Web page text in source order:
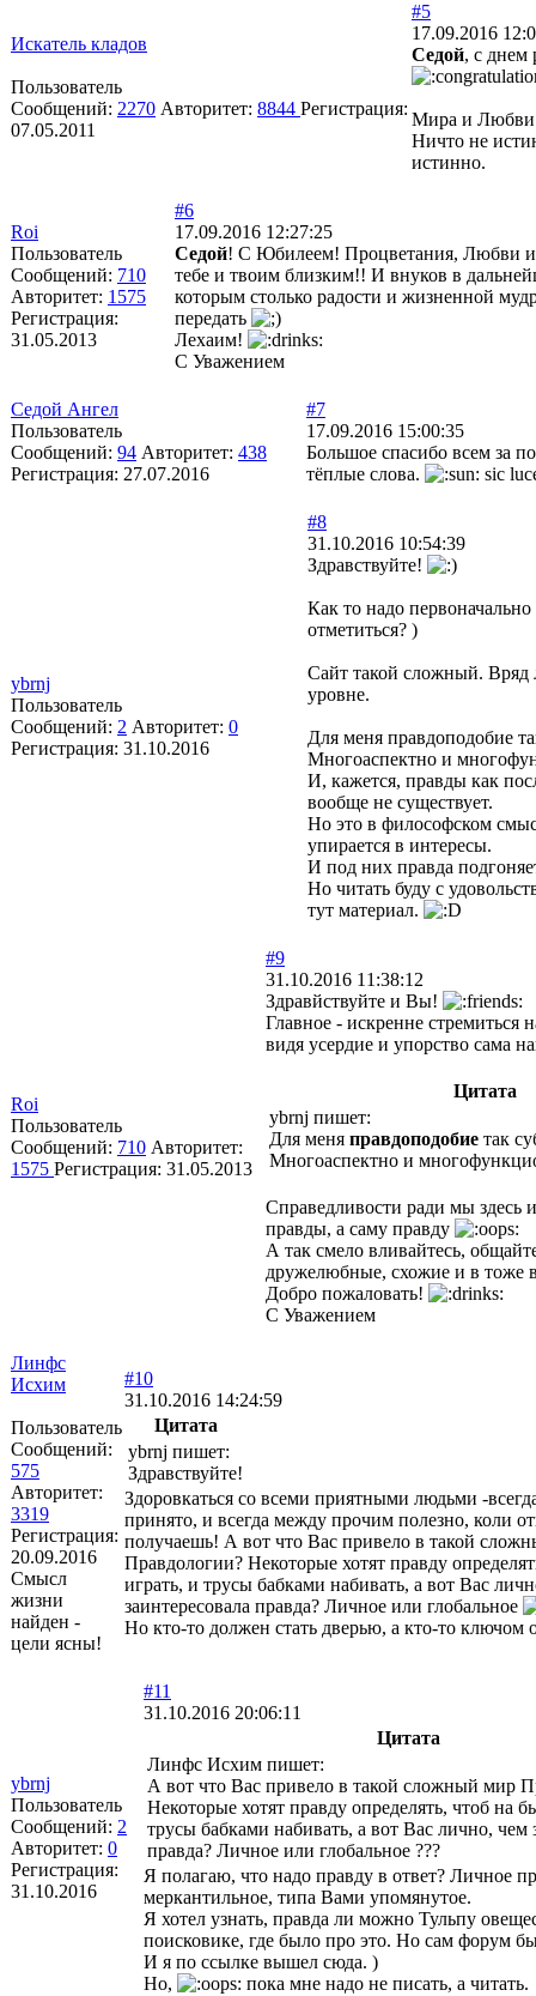
Искатель кладов
Пользователь
Сообщений: 2270 Авторитет: 8844 Регистрация:
07.05.2011
#5
17.09.2016
Седой, с днем
Мира и
Ничто не
истинно.
Roi
Пользователь
Сообщений: 710
Авторитет: 1575
Регистрация:
31.05.2013
#6
17.09.2016 12:27:25
Седой! С Юбилеем! Процветания, Любви и
тебе и твоим близким!! И внуков в
которым столько радости и жизненной
передать
Лехаим!
С Уважением
Седой Ангел
Пользователь
Сообщений: 94 Авторитет: 438
Регистрация: 27.07.2016
#7
17.09.2016 15:00:35
Большое спасибо всем за
тёплые слова.
sic
ybrnj
Пользователь
Сообщений: 2 Авторитет: 0
Регистрация: 31.10.2016
#8
31.10.2016 10:54:39
Здравствуйте!
Как то надо первоначально
отметиться? )
Сайт такой сложный. Вряд
уровне.
Для меня правдоподобие
Многоаспектно и
И, кажется, правды как
вообще не существует.
Но это в философском
упирается в интересы.
И под них правда
Но читать буду с
тут материал.
Roi
Пользователь
Сообщений: 710 Авторитет:
1575 Регистрация: 31.05.2013
#9
31.10.2016 11:38:12
Здравйствуйте и Вы!
Главное - искренне стремиться
видя усердие и упорство сама
Цитата
ybrnj пишет:
Для меня правдоподобие так
Многоаспектно и
Справедливости ради мы здесь
правды, а саму правду
А так смело вливайтесь,
дружелюбные, схожие и в тоже
Добро пожаловать!
С Уважением
Линфс
Исхим
Пользователь
Сообщений:
575
Авторитет:
3319
Регистрация:
20.09.2016
Смысл
жизни
найден -
цели ясны!
#10
31.10.2016 14:24:59
Цитата
ybrnj пишет:
Здравствуйте!
Здоровкаться со всеми приятными людьми -
принято, и всегда между прочим полезно, коли
получаешь! А вот что Вас привело в такой
Правдологии? Некоторые хотят правду
играть, и трусы бабками набивать, а вот Вас
заинтересовала правда? Личное или глобальное
Но кто-то должен стать дверью, а кто-то ключом
ybrnj
Пользователь
Сообщений: 2
Авторитет: 0
Регистрация:
31.10.2016
#11
31.10.2016 20:06:11
Цитата
Линфс Исхим пишет:
А вот что Вас привело в такой сложный мир
Некоторые хотят правду определять, чтоб на
трусы бабками набивать, а вот Вас лично, чем
правда? Личное или глобальное ???
Я полагаю, что надо правду в ответ? Личное
меркантильное, типа Вами упомянутое.
Я хотел узнать, правда ли можно Тульпу
поисковике, где было про это. Но сам форум
И я по ссылке вышел сюда. )
Но,
пока мне надо не писать, а читать.